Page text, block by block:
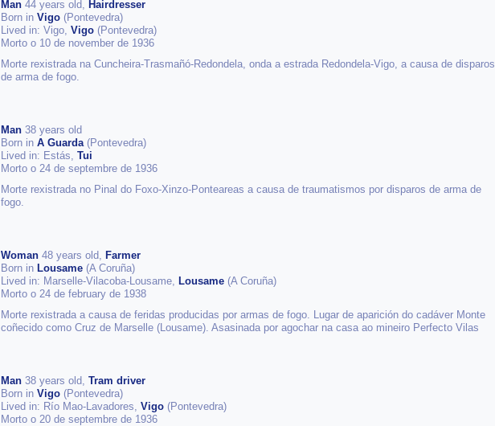
Man 44 years old, Hairdresser
Born in Vigo (Pontevedra)
Lived in: Vigo, Vigo (Pontevedra)
Morto o 10 de november de 1936
Morte rexistrada na Cuncheira-Trasmañó-Redondela, onda a estrada Redondela-Vigo, a causa de disparos
de arma de fogo.
Man 38 years old
Born in A Guarda(Pontevedra)
Lived in: Estás, Tui
Morto o 24 de septembre de 1936
Morte rexistrada no Pinal do Foxo-Xinzo-Ponteareas a causa de traumatismos por disparos de arma de
fogo.
Woman 48 years old, Farmer
Born in Lousame (A Coruña)
Lived in: Marselle-Vilacoba-Lousame, Lousame (A Coruña)
Morto o 24 de february de 1938
Morte rexistrada a causa de feridas producidas por armas de fogo. Lugar de aparición do cadáver Monte
coñecido como Cruz de Marselle (Lousame). Asasinada por agochar na casa ao mineiro Perfecto Vilas
Man 38 years old, Tram driver
Born in Vigo (Pontevedra)
Lived in: Río Mao-Lavadores, Vigo (Pontevedra)
Morto o 20 de septembre de 1936